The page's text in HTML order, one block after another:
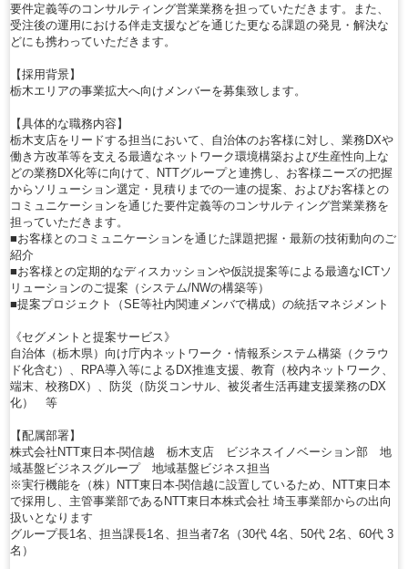
要件定義等のコンサルティング営業業務を担っていただきます。また、
受注後の運用における伴走支援などを通じた更なる課題の発見・解決な
どにも携わっていただきます。
【採用背景】
栃木エリアの事業拡大へ向けメンバーを募集致します。
【具体的な職務内容】
栃木支店をリードする担当において、自治体のお客様に対し、業務DXや
働き方改革等を支える最適なネットワーク環境構築および生産性向上な
どの業務DX化等に向けて、NTTグループと連携し、お客様ニーズの把握
からソリューション選定・見積りまでの一連の提案、およびお客様との
コミュニケーションを通じた要件定義等のコンサルティング営業業務を
担っていただきます。
■お客様とのコミュニケーションを通じた課題把握・最新の技術動向のご
紹介
■お客様との定期的なディスカッションや仮説提案等による最適なICTソ
リューションのご提案（システム/NWの構築等）
■提案プロジェクト（SE等社内関連メンバで構成）の統括マネジメント
《セグメントと提案サービス》
自治体（栃木県）向け庁内ネットワーク・情報系システム構築（クラウ
ド化含む）、RPA導入等によるDX推進支援、教育（校内ネットワーク、
端末、校務DX）、防災（防災コンサル、被災者生活再建支援業務のDX
化） 等
【配属部署】
株式会社NTT東日本-関信越 栃木支店 ビジネスイノベーション部 地
域基盤ビジネスグループ 地域基盤ビジネス担当
※実行機能を（株）NTT東日本-関信越に設置しているため、NTT東日本
で採用し、主管事業部であるNTT東日本株式会社 埼玉事業部からの出向
扱いとなります
グループ長1名、担当課長1名、担当者7名（30代 4名、50代 2名、60代 3
名）